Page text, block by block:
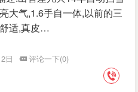
大气,1.6手自一体,以前的三
适,真皮…
日
评论一下(0)